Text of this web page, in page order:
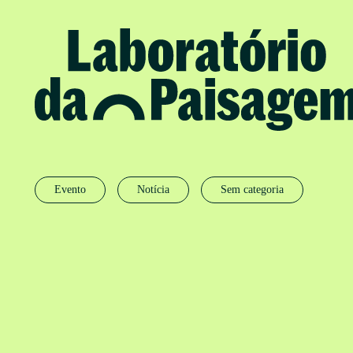
Evento Notícia Sem categoria